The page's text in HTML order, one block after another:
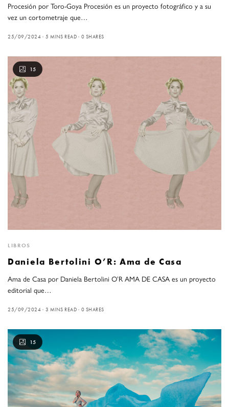
Procesión por Toro-Goya Procesión es un proyecto fotográfico y a su
vez un cortometraje que…
25/09/2024 5 MINS READ 0 SHARES
15
LIBROS
Daniela Bertolini O’R: Ama de Casa
Ama de Casa por Daniela Bertolini O’R AMA DE CASA es un proyecto
editorial que…
25/09/2024 3 MINS READ 0 SHARES
15